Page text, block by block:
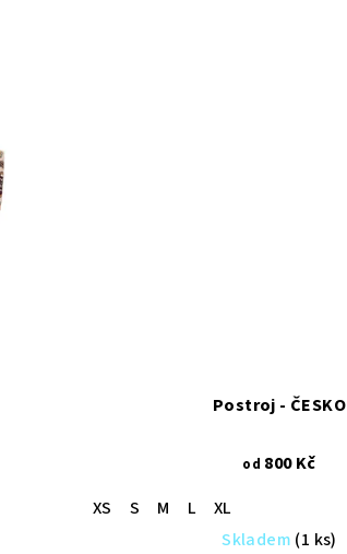
Postroj - ČESKO
od 800 Kč
XS
S M L
XL
Skladem (1 ks)